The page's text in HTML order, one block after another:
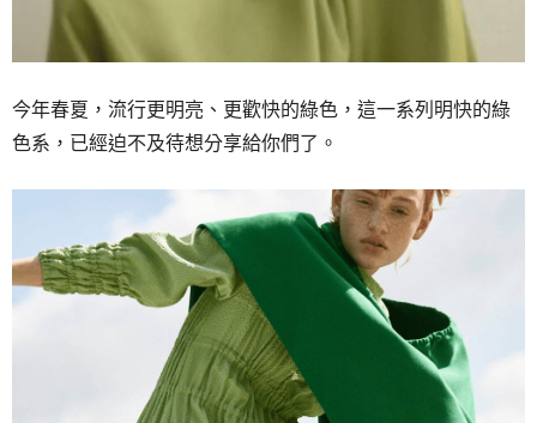
今年春夏， 流行更明亮、更歡快的綠色， 這一系列明快的綠
色系， 已經迫不及待想分享給你們了。